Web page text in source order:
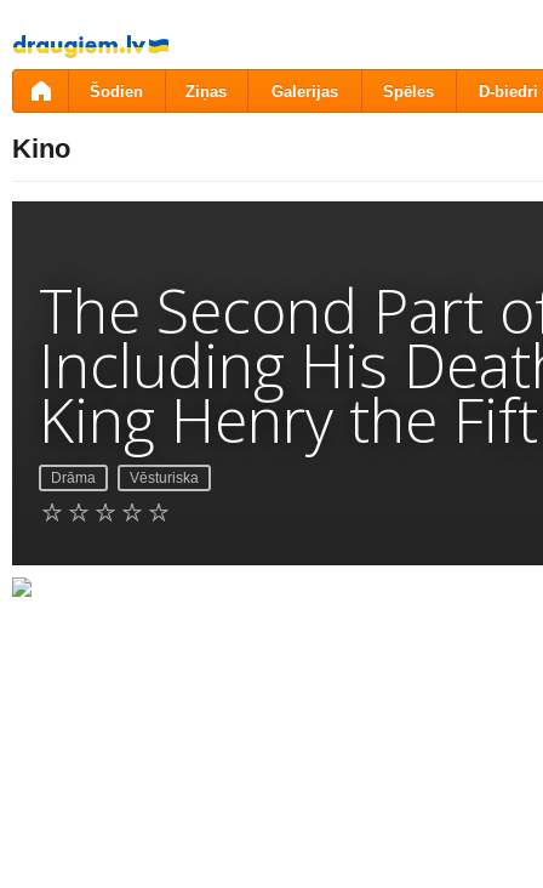
Pāriet
uz
saturu
Šodien Ziņas Galerijas Spēles D-biedri
Kino
The Second Part
Including His
King Henry the
Drāma Vēsturiska